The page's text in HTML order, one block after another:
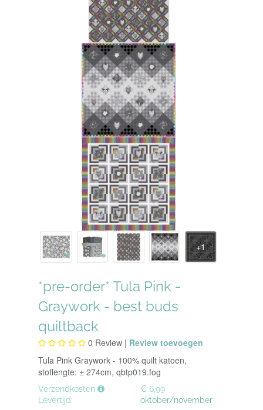
*pre-order* Tula Pink -
Graywork - best buds
quiltback
0 Review | Review toevoegen
Tula Pink Graywork - 100% quilt katoen,
stoflengte: ± 274cm, qbtp019.fog
Verzendkosten
€ 6,99
Levertijd:
oktober/november